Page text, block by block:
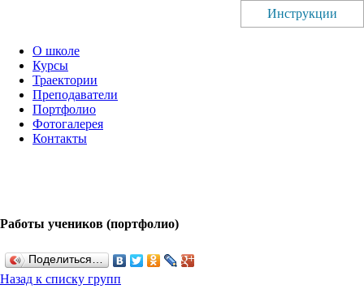
О школе
Курсы
Траектории
Преподаватели
Портфолио
Фотогалерея
Контакты
Работы учеников (портфолио)
Поделиться…
Назад к списку групп
Инструкции